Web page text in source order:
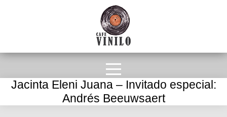
Jacinta Eleni Juana – Invitado especial:
Andrés Beeuwsaert